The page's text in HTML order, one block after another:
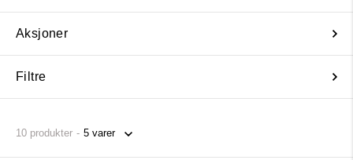
Aksjoner
Filtre
10 produkter